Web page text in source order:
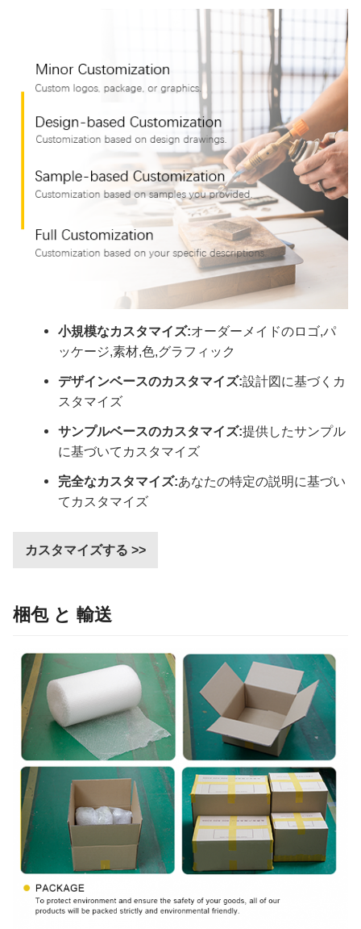
小規模なカスタマイズ:オーダーメイドのロゴ,パ
ッケージ,素材,色,グラフィック
デザインベースのカスタマイズ:設計図に基づくカ
スタマイズ
サンプルベースのカスタマイズ:提供したサンプル
に基づいてカスタマイズ
完全なカスタマイズ:あなたの特定の説明に基づい
てカスタマイズ
カスタマイズする >>
梱包 と 輸送